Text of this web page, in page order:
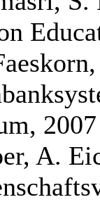
2007
A.